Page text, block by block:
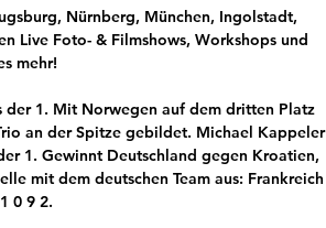
Nürnberg, München, Ingolstadt,
Live Foto- & Filmshows, Workshops und
mehr!
der 1. Mit Norwegen auf dem dritten Platz
an der Spitze gebildet. Michael Kappeler
1. Gewinnt Deutschland gegen Kroatien,
mit dem deutschen Team aus: Frankreich
0 9 2.